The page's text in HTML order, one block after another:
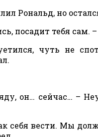
Рональд, но
посадит тебя сам.
чуть не
он… сейчас… –
себя вести. Мы